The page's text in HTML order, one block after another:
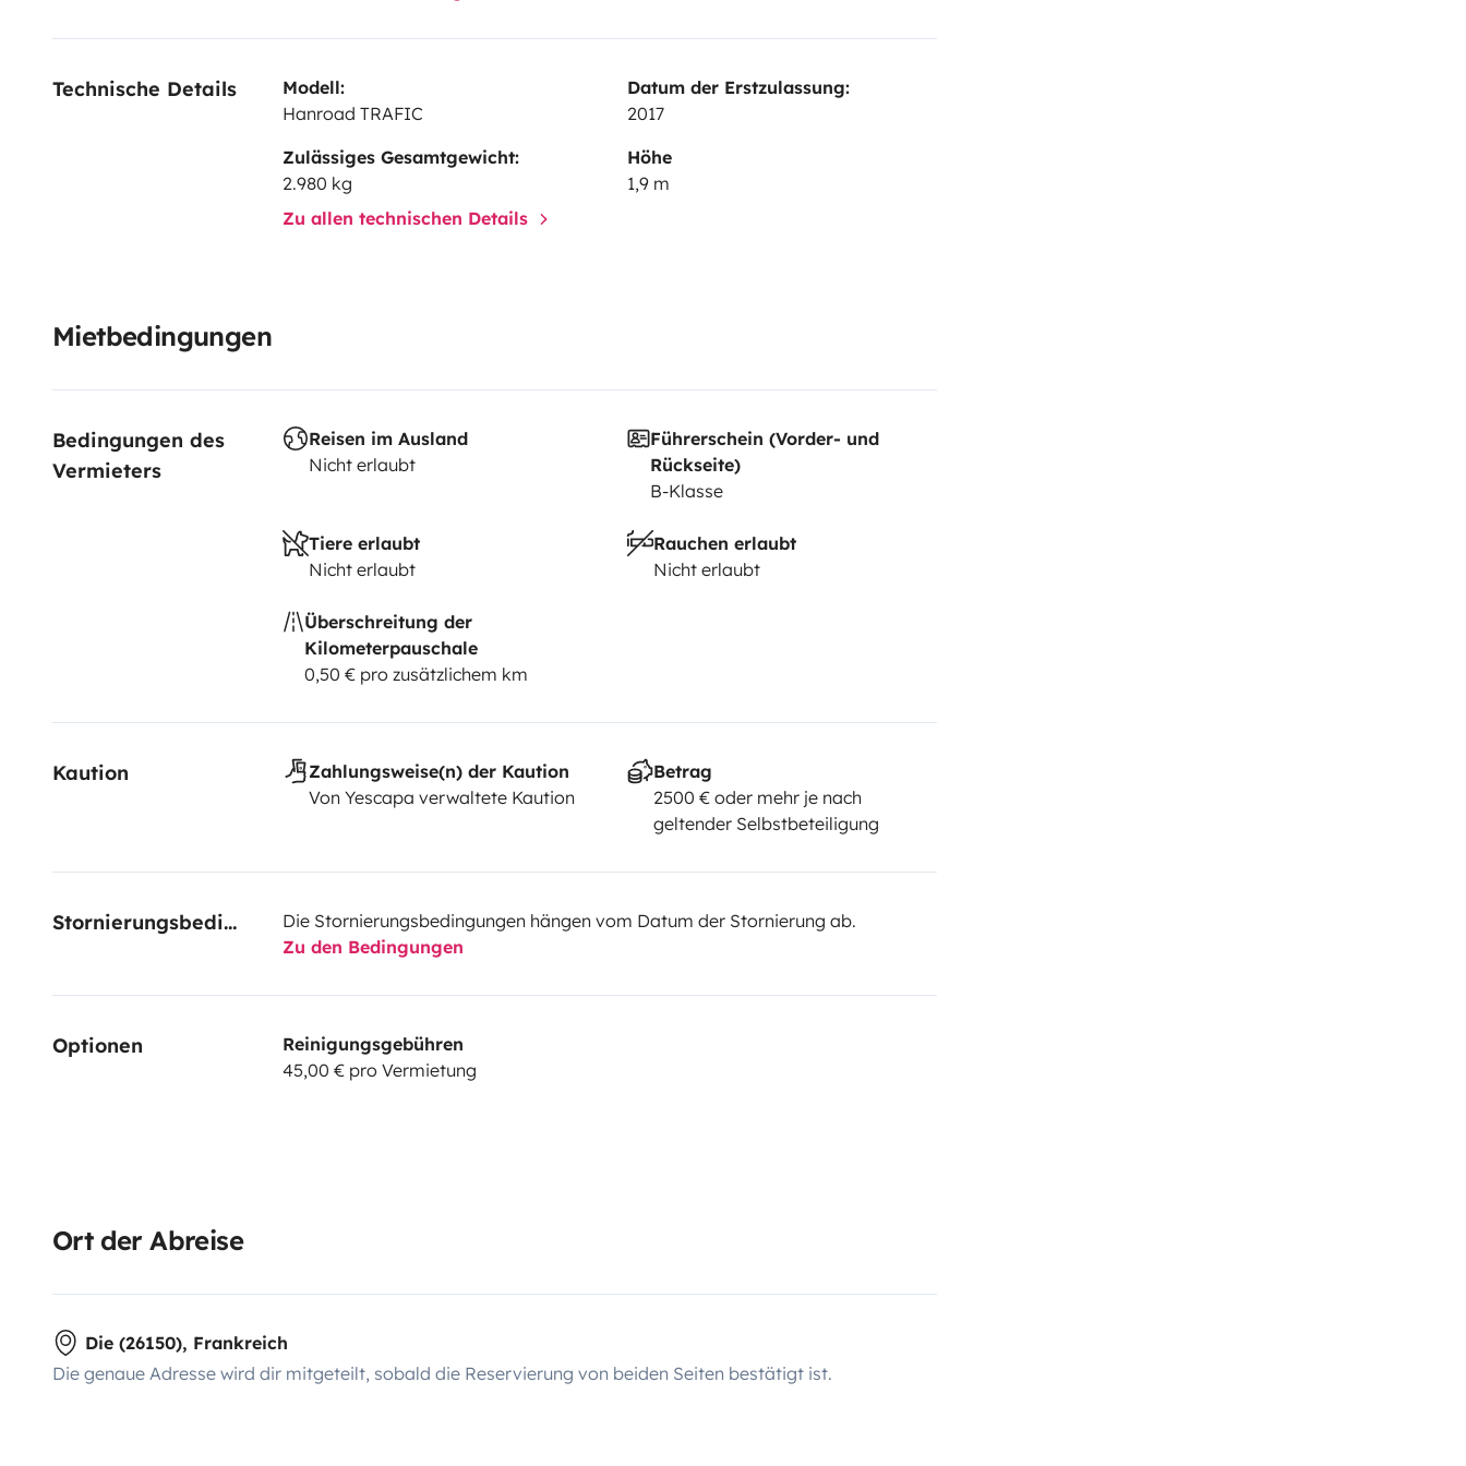
Cela fait 5 ans que j'ai osé franchir le cap de louer mon fourgon... Si vous êtes attentifs
véhicule est fait pour être partagé avec vous aussi !
Technische Details
Modell:
Hanroad TRAFIC
Datum der Erstzulassung:
2017
Zulässiges Gesamtgewicht:
2.980 kg
Höhe
1,9 m
Zu allen technischen Details
Mietbedingungen
Bedingungen des
Vermieters
Reisen im Ausland
Nicht erlaubt
Führerschein (Vorder- und
Rückseite)
B-Klasse
Tiere erlaubt
Nicht erlaubt
Rauchen erlaubt
Nicht erlaubt
Überschreitung der
Kilometerpauschale
0,50 € pro zusätzlichem km
Kaution
Zahlungsweise(n) der Kaution
Von Yescapa verwaltete Kaution
Betrag
2500 € oder mehr je nach
geltender Selbstbeteiligung
Stornierungsbedingungen
Die Stornierungsbedingungen hängen vom Datum der Stornierung ab.
Zu den Bedingungen
Optionen
Reinigungsgebühren
45,00 € pro Vermietung
Ort der Abreise
Die (26150), Frankreich
Die genaue Adresse wird dir mitgeteilt, sobald die Reservierung von beiden Seiten bestätigt ist.